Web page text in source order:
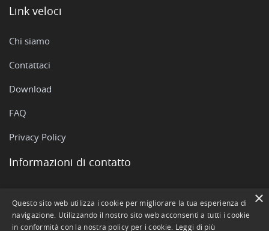
Link veloci
Chi siamo
Contattaci
Download
FAQ
Privacy Policy
Informazioni di contatto
+390429602511
×
Questo sito web utilizza i cookie per migliorare la tua esperienza di
navigazione. Utilizzando il nostro sito web acconsenti a tutti i cookie
in conformità con la nostra policy per i cookie.
Leggi di più